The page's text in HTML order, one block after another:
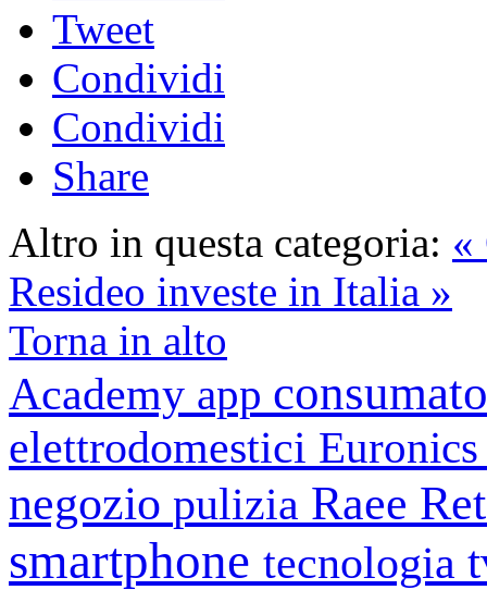
Tweet
Condividi
Condividi
Share
Altro in questa categoria: «
Resideo investe in Italia »
Torna in alto
Academy app
elettrodomestici
negozio pulizia Raee
smartphone tecnologia